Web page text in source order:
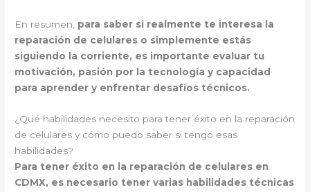
En resumen, para saber si realmente te interesa la
reparación de celulares o simplemente estás
siguiendo la corriente, es importante evaluar tu
motivación, pasión por la tecnología y capacidad
para aprender y enfrentar desafíos técnicos.
¿Qué habilidades necesito para tener éxito en la reparación
de celulares y cómo puedo saber si tengo esas
habilidades?
Para tener éxito en la reparación de celulares en
CDMX, es necesario tener varias habilidades técnicas